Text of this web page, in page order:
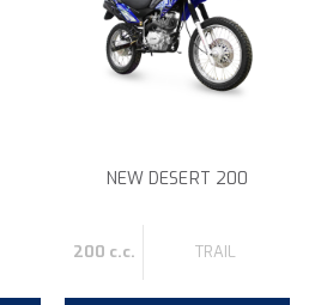
NEW DESERT 200
200 c.c. TRAIL